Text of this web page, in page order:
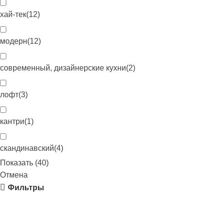
хай-тек(12)
модерн(12)
современный, дизайнерские кухни(2)
лофт(3)
кантри(1)
скандинавский(4)
Показать (40)
Отмена
Фильтры